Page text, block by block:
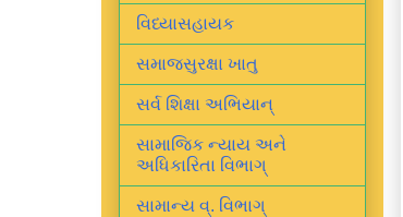
વિધ્યાસહાયક
સમાજસુરક્ષા ખાતુ
સર્વ શિક્ષા અભિયાન્
સામાજિક ન્યાય અને
અધિકારિતા વિભાગ્
સામાન્ય વ્. વિભાગ્